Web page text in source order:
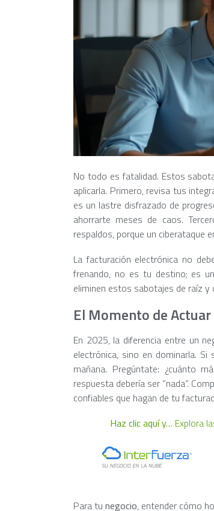
No todo es fatalidad. Estos
aplicarla. Primero, revisa tus
es un lastre disfrazado de
ahorrarte meses de caos.
respaldos, porque un ciberataque
La facturación electrónica no
frenando, no es tu destino; es
eliminen estos sabotajes de raíz
El Momento de
En 2025, la diferencia entre un
electrónica, sino en dominarla.
mañana. Pregúntate: ¿cuánto
respuesta debería ser “nada”.
confiables que hagan de tu
Haz clic aquí y… Explora
Para tu negocio, entender cómo